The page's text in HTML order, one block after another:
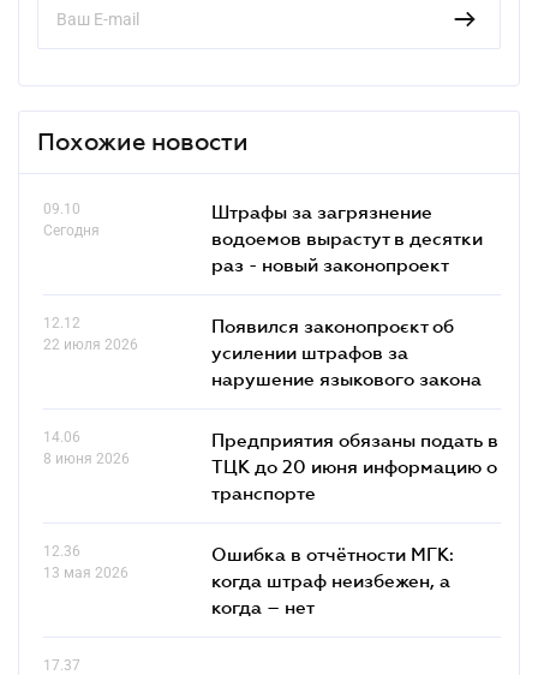
Похожие новости
09.10
Сегодня
Штрафы за загрязнение
водоемов вырастут в десятки
раз - новый законопроект
12.12
22 июля 2026
Появился законопроєкт об
усилении штрафов за
нарушение языкового закона
14.06
8 июня 2026
Предприятия обязаны подать в
ТЦК до 20 июня информацию о
транспорте
12.36
13 мая 2026
Ошибка в отчётности МГК:
когда штраф неизбежен, а
когда – нет
17.37